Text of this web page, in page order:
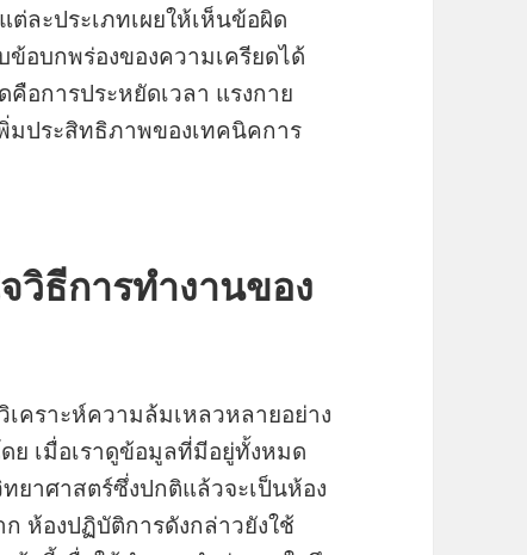
แต่ละประเภทเผยให้เห็นข้อผิด
อบกพร่องของความเครียดได้
อการประหยัดเวลา แรงกาย
มประสิทธิภาพของเทคนิคการ
ธีการทำงานของ
คราะห์ความล้มเหลวหลายอย่าง
ย เมื่อเราดูข้อมูลที่มีอยู่ทั้งหมด
ยาศาสตร์ซึ่งปกติแล้วจะเป็นห้อง
ห้องปฏิบัติการดังกล่าวยังใช้